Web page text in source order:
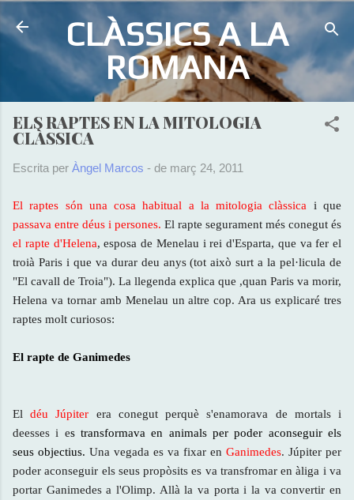
Salta al contingut principal
CLÀSSICS A LA
ROMANA
ELS RAPTES EN LA MITOLOGIA
CLÀSSICA
Escrita per Àngel Marcos - de març 24, 2011
El raptes són una cosa habitual a la mitologia clàssica i que
passava entre déus i persones. El rapte segurament més conegut és
el rapte d'Helena, esposa de Menelau i rei d'Esparta, que va fer el
troià Paris i que va durar deu anys (tot això surt a la pel·licula de
"El cavall de Troia"). La llegenda explica que ,quan Paris va morir,
Helena va tornar amb Menelau un altre cop. Ara us explicaré tres
raptes molt curiosos:
El rapte de Ganimedes
Eldéu Júpiter era conegut perquè s'enamorava de mortals i
deesses i es transformava en animals per poder aconseguir els
seus objectius. Una vegada es va fixar en Ganimedes. Júpiter per
poder aconseguir els seus propòsits es va transfromar en àliga i va
portar Ganimedes a l'Olimp. Allà la va porta i la va convertir en